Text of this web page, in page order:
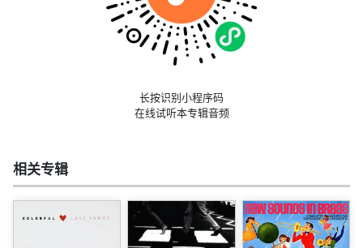
长按识别小程序码
在线试听本专辑音频
相关专辑